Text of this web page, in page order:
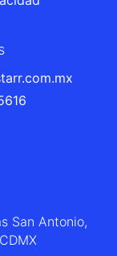
San Antonio,